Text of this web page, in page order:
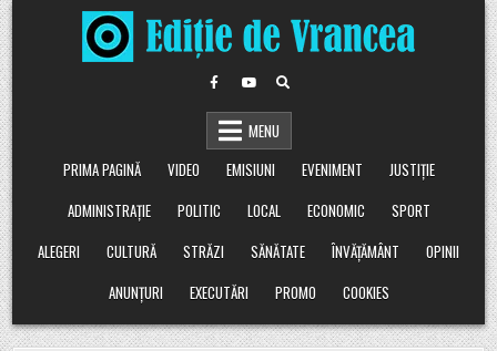
Skip
to
content
MENU
PRIMA PAGINĂ
VIDEO EMISIUNI EVENIMENT
JUSTIȚIE
ADMINISTRAȚIE
POLITIC LOCAL ECONOMIC
SPORT
ALEGERI
CULTURĂ STRĂZI SĂNĂTATE ÎNVĂȚĂMÂNT
OPINII
ANUNȚURI
EXECUTĂRI PROMO COOKIES